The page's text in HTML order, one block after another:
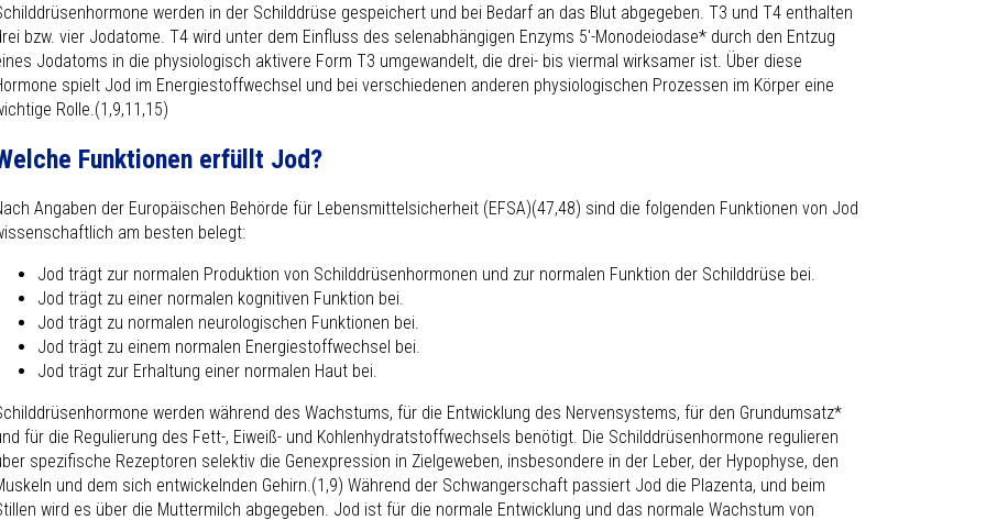
werden in der Schilddrüse gespeichert und bei Bedarf an das Blut abgegeben. T3 und T4 enthalten
bzw. vier Jodatome. T4 wird unter dem Einfluss des selenabhängigen Enzyms 5′-Monodeiodase* durch den Entzug
Jodatoms in die physiologisch aktivere Form T3 umgewandelt, die drei- bis viermal wirksamer ist. Über diese
spielt Jod im Energiestoffwechsel und bei verschiedenen anderen physiologischen Prozessen im Körper eine
Rolle.(1,9,11,15)
Funktionen erfüllt Jod?
Angaben der Europäischen Behörde für Lebensmittelsicherheit (EFSA)(47,48) sind die folgenden Funktionen von Jod
am besten belegt:
Jod trägt zur normalen Produktion von Schilddrüsenhormonen und zur normalen Funktion der Schilddrüse bei.
Jod trägt zu einer normalen kognitiven Funktion bei.
Jod trägt zu normalen neurologischen Funktionen bei.
Jod trägt zu einem normalen Energiestoffwechsel bei.
Jod trägt zur Erhaltung einer normalen Haut bei.
werden während des Wachstums, für die Entwicklung des Nervensystems, für den Grundumsatz*
für die Regulierung des Fett-, Eiweiß- und Kohlenhydratstoffwechsels benötigt. Die Schilddrüsenhormone regulieren
spezifische Rezeptoren selektiv die Genexpression in Zielgeweben, insbesondere in der Leber, der Hypophyse, den
und dem sich entwickelnden Gehirn.(1,9) Während der Schwangerschaft passiert Jod die Plazenta, und beim
wird es über die Muttermilch abgegeben. Jod ist für die normale Entwicklung und das normale Wachstum von